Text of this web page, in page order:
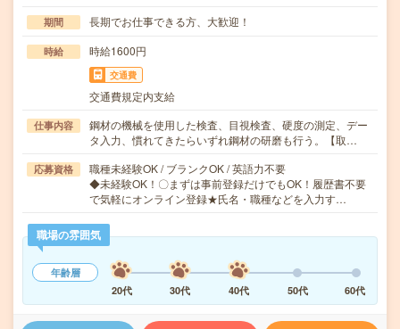
期間 長期でお仕事できる方、大歓迎！
時給 時給1600円
交通費
交通費規定内支給
仕事内容
鋼材の機械を使用した検査、目視検査、硬度の測定、デー
タ入力、慣れてきたらいずれ鋼材の研磨も行う。【取…
応募資格
職種未経験OK / ブランクOK / 英語力不要
◆未経験OK！〇まずは事前登録だけでもOK！履歴書不要
で気軽にオンライン登録★氏名・職種などを入力す…
職場の雰囲気
年齢層
20代
30代 40代 50代 60代